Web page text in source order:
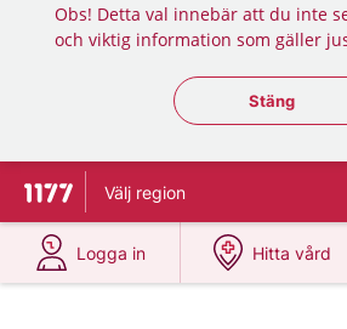
Obs! Detta val innebär att du inte
och viktig information som gäller
Stäng
Stäng
Till startsidan för 1177
Välj region
Logga in
på 1177.se
Hitta vård
på